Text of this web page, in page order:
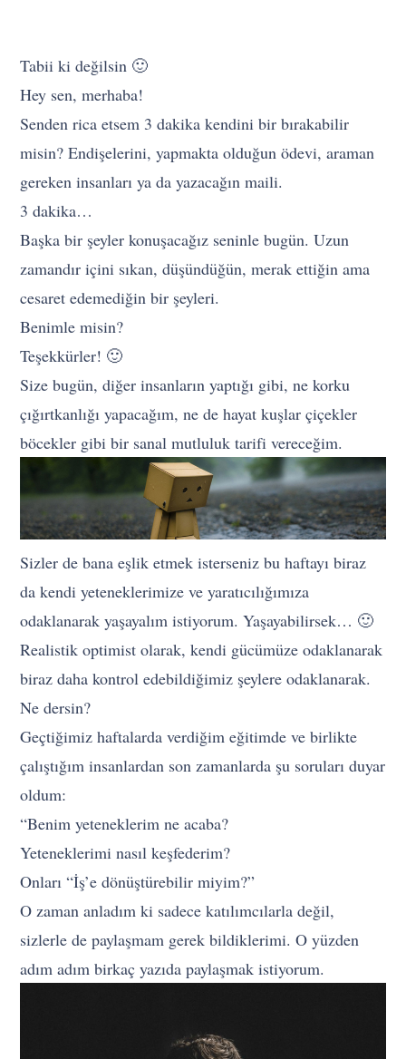
Tabii ki değilsin 🙂
Hey sen, merhaba!
Senden rica etsem 3 dakika kendini bir bırakabilir
misin? Endişelerini, yapmakta olduğun ödevi, araman
gereken insanları ya da yazacağın maili.
3 dakika…
Başka bir şeyler konuşacağız seninle bugün. Uzun
zamandır içini sıkan, düşündüğün, merak ettiğin ama
cesaret edemediğin bir şeyleri.
Benimle misin?
Teşekkürler! 🙂
Size bugün, diğer insanların yaptığı gibi, ne korku
çığırtkanlığı yapacağım, ne de hayat kuşlar çiçekler
böcekler gibi bir sanal mutluluk tarifi vereceğim.
Sizler de bana eşlik etmek isterseniz bu haftayı biraz
da kendi yeteneklerimize ve yaratıcılığımıza
odaklanarak yaşayalım istiyorum. Yaşayabilirsek… 🙂
Realistik optimist olarak, kendi gücümüze odaklanarak
biraz daha kontrol edebildiğimiz şeylere odaklanarak.
Ne dersin?
Geçtiğimiz haftalarda verdiğim eğitimde ve birlikte
çalıştığım insanlardan son zamanlarda şu soruları duyar
oldum:
“Benim yeteneklerim ne acaba?
Yeteneklerimi nasıl keşfederim?
Onları “İş’e dönüştürebilir miyim?”
O zaman anladım ki sadece katılımcılarla değil,
sizlerle de paylaşmam gerek bildiklerimi. O yüzden
adım adım birkaç yazıda paylaşmak istiyorum.